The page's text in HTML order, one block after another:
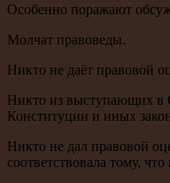
Особенно поражают
Молчат правоведы.
Никто не даёт правовой
Никто из выступающих в
Конституции и иных
Никто не дал правовой
соответствовала тому,